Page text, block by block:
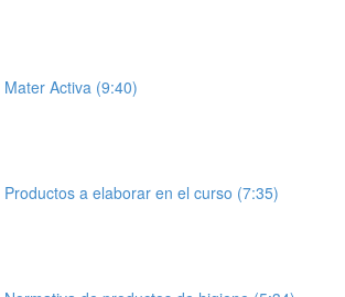
Activa (9:40)
a elaborar en el curso (7:35)